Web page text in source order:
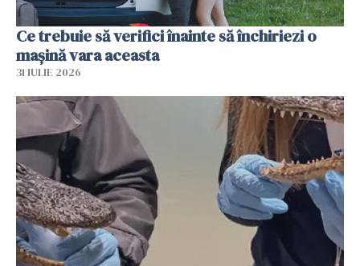
Ce trebuie să verifici înainte să închiriezi o
mașină vara aceasta
31 IULIE 2026